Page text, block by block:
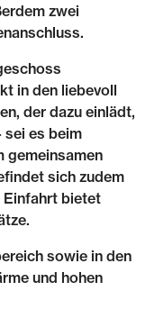
zwei
in den liebevoll
der dazu einlädt,
sei es beim
gemeinsamen
sich zudem
Einfahrt bietet
sowie in den
und hohen